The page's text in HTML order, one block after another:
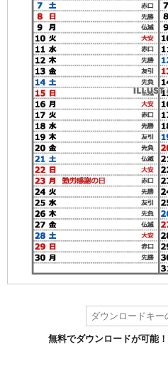
無料でダウンロードが可能！